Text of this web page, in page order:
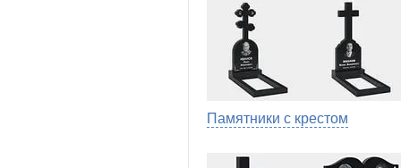
Памятники с крестом